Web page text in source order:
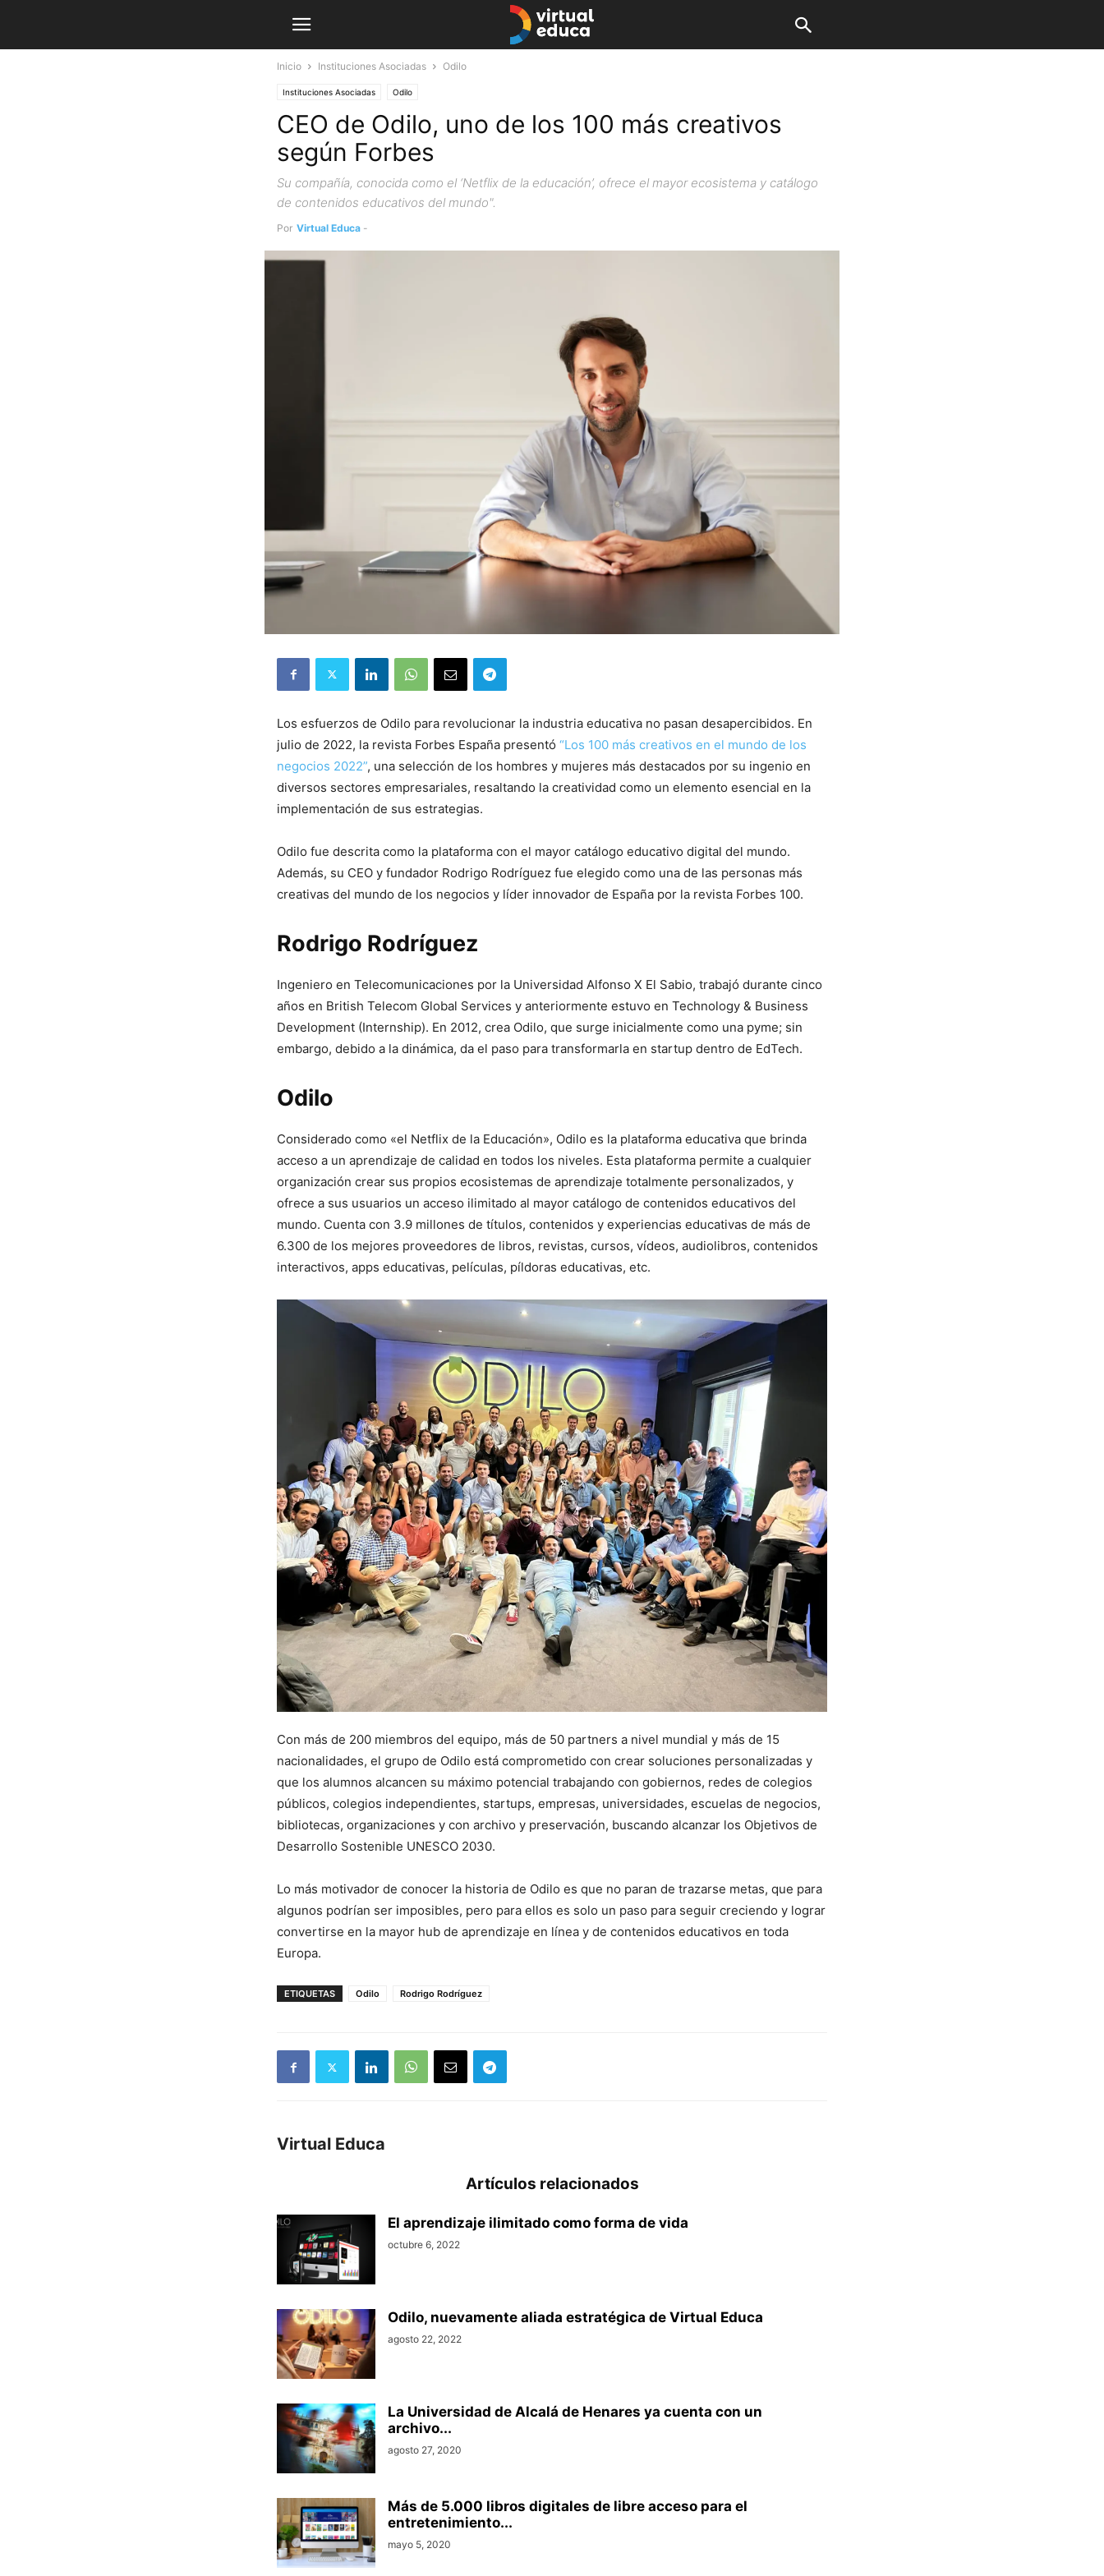
Inicio Instituciones Asociadas Odilo
Instituciones Asociadas Odilo
CEO de Odilo, uno de los 100 más creativos
según Forbes
Su compañía, conocida como el ‘Netflix de la educación’, ofrece el mayor ecosistema y catálogo
de contenidos educativos del mundo".
Por Virtual Educa -
Los esfuerzos de Odilo para revolucionar la industria educativa no pasan desapercibidos. En
julio de 2022, la revista Forbes España presentó “Los 100 más creativos en el mundo de los
negocios 2022”, una selección de los hombres y mujeres más destacados por su ingenio en
diversos sectores empresariales, resaltando la creatividad como un elemento esencial en la
implementación de sus estrategias.
Odilo fue descrita como la plataforma con el mayor catálogo educativo digital del mundo.
Además, su CEO y fundador Rodrigo Rodríguez fue elegido como una de las personas más
creativas del mundo de los negocios y líder innovador de España por la revista Forbes 100.
Rodrigo Rodríguez
Ingeniero en Telecomunicaciones por la Universidad Alfonso X El Sabio, trabajó durante cinco
años en British Telecom Global Services y anteriormente estuvo en Technology & Business
Development (Internship). En 2012, crea Odilo, que surge inicialmente como una pyme; sin
embargo, debido a la dinámica, da el paso para transformarla en startup dentro de EdTech.
Odilo
Considerado como «el Netflix de la Educación», Odilo es la plataforma educativa que brinda
acceso a un aprendizaje de calidad en todos los niveles. Esta plataforma permite a cualquier
organización crear sus propios ecosistemas de aprendizaje totalmente personalizados, y
ofrece a sus usuarios un acceso ilimitado al mayor catálogo de contenidos educativos del
mundo. Cuenta con 3.9 millones de títulos, contenidos y experiencias educativas de más de
6.300 de los mejores proveedores de libros, revistas, cursos, vídeos, audiolibros, contenidos
interactivos, apps educativas, películas, píldoras educativas, etc.
Con más de 200 miembros del equipo, más de 50 partners a nivel mundial y más de 15
nacionalidades, el grupo de Odilo está comprometido con crear soluciones personalizadas y
que los alumnos alcancen su máximo potencial trabajando con gobiernos, redes de colegios
públicos, colegios independientes, startups, empresas, universidades, escuelas de negocios,
bibliotecas, organizaciones y con archivo y preservación, buscando alcanzar los Objetivos de
Desarrollo Sostenible UNESCO 2030.
Lo más motivador de conocer la historia de Odilo es que no paran de trazarse metas, que para
algunos podrían ser imposibles, pero para ellos es solo un paso para seguir creciendo y lograr
convertirse en la mayor hub de aprendizaje en línea y de contenidos educativos en toda
Europa.
ETIQUETAS Odilo Rodrigo Rodríguez
Virtual Educa
Artículos relacionados
El aprendizaje ilimitado como forma de vida
octubre 6, 2022
Odilo, nuevamente aliada estratégica de Virtual Educa
agosto 22, 2022
La Universidad de Alcalá de Henares ya cuenta con un
archivo...
agosto 27, 2020
Más de 5.000 libros digitales de libre acceso para el
entretenimiento...
mayo 5, 2020